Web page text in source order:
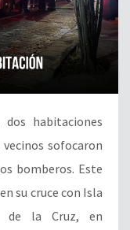
habitaciones
sofocaron
bomberos. Este
su cruce con Isla
de la Cruz, en